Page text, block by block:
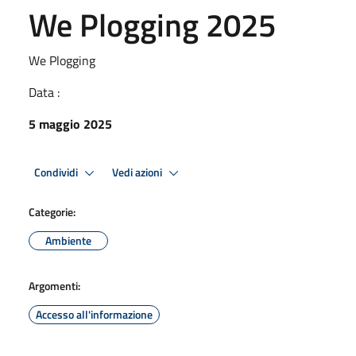
We Plogging 2025
We Plogging
Data :
5 maggio 2025
Condividi Vedi azioni
Categorie:
Ambiente
Argomenti:
Accesso all'informazione